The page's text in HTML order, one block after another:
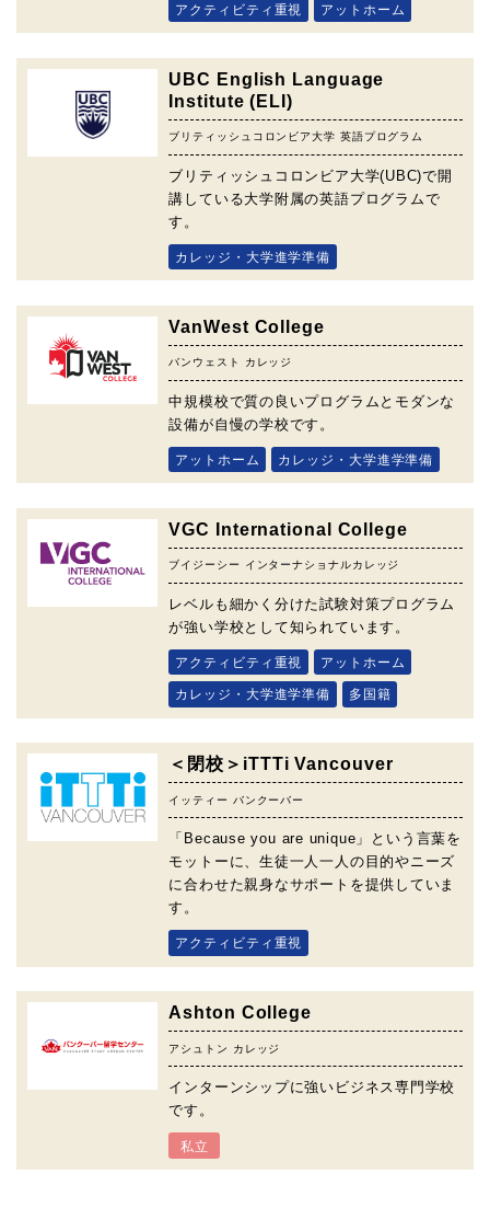
アクティビティ重視 アットホーム
UBC English Language
Institute (ELI)
ブリティッシュコロンビア大学 英語プログラム
ブリティッシュコロンビア大学(UBC)で開
講している大学附属の英語プログラムで
す。
カレッジ・大学進学準備
VanWest College
バンウェスト カレッジ
中規模校で質の良いプログラムとモダンな
設備が自慢の学校です。
アットホーム カレッジ・大学進学準備
VGC International College
ブイジーシー インターナショナルカレッジ
レベルも細かく分けた試験対策プログラム
が強い学校として知られています。
アクティビティ重視 アットホーム
カレッジ・大学進学準備 多国籍
＜閉校＞iTTTi Vancouver
イッティー バンクーバー
「Because you are unique」という言葉を
モットーに、生徒一人一人の目的やニーズ
に合わせた親身なサポートを提供していま
す。
アクティビティ重視
Ashton College
アシュトン カレッジ
インターンシップに強いビジネス専門学校
です。
私立